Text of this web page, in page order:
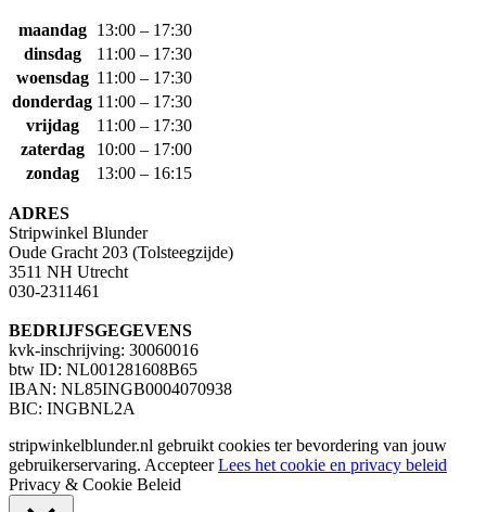
maandag
13:00 – 17:30
dinsdag
11:00 – 17:30
woensdag 11:00 – 17:30
donderdag 11:00 – 17:30
vrijdag
11:00 – 17:30
zaterdag
10:00 – 17:00
zondag
13:00 – 16:15
ADRES
Stripwinkel Blunder
Oude Gracht 203 (Tolsteegzijde)
3511 NH Utrecht
030-2311461
BEDRIJFSGEGEVENS
kvk-inschrijving: 30060016
btw ID: NL001281608B65
IBAN: NL85INGB0004070938
BIC: INGBNL2A
stripwinkelblunder.nl gebruikt cookies ter bevordering van jouw
gebruikerservaring. Accepteer Lees het cookie en privacy beleid
Privacy & Cookie Beleid